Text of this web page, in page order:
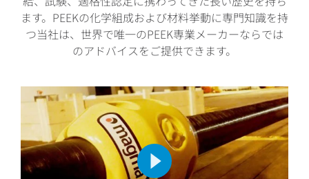
ます。PEEKの化学組成および材料挙動に専門知識を持
つ当社は、世界で唯一のPEEK専業メーカーならでは
のアドバイスをご提供できます。